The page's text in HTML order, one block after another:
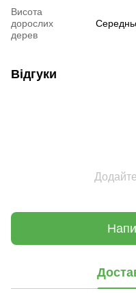
Висота
дорослих
дерев
Відгуки